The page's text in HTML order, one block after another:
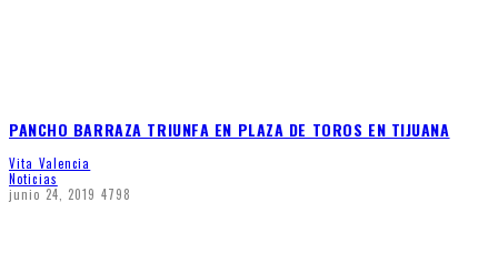
PANCHO BARRAZA TRIUNFA EN PLAZA DE TOROS EN TIJUANA
Vita Valencia
Noticias
junio 24, 2019 4798